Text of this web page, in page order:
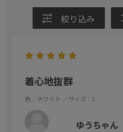
絞り込み
着心地抜群
色：ホワイト ／サイズ：L
ゆうちゃん